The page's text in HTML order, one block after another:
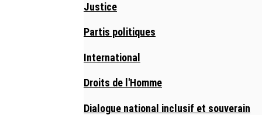
Justice
Partis politiques
International
Droits de l'Homme
Dialogue national inclusif et souverain